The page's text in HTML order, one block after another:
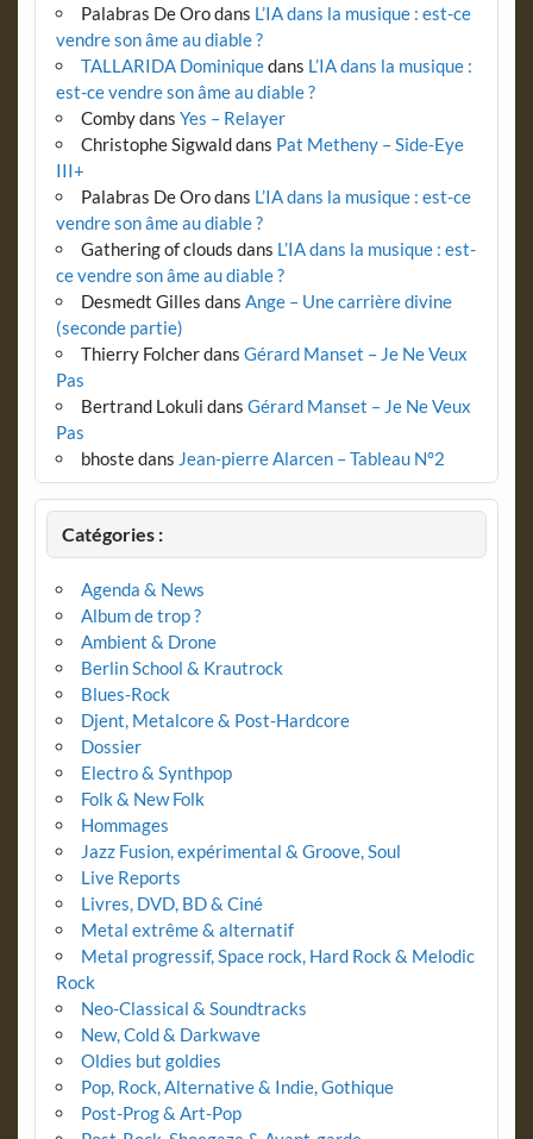
Palabras De Orodans L’IA dans la musique : est-ce
vendre son âme au diable ?
TALLARIDA Dominiquedans L’IA dans la musique :
est-ce vendre son âme au diable ?
Combydans Yes – Relayer
Christophe Sigwalddans Pat Metheny – Side-Eye
III+
Palabras De Orodans L’IA dans la musique : est-ce
vendre son âme au diable ?
Gathering of clouds dans L’IA dans la musique : est-
ce vendre son âme au diable ?
Desmedt Gilles dans Ange – Une carrière divine
(seconde partie)
Thierry Folcherdans Gérard Manset – Je Ne Veux
Pas
Bertrand Lokuli dans Gérard Manset – Je Ne Veux
Pas
bhostedans Jean-pierre Alarcen – Tableau N°2
Catégories :
Agenda & News
Album de trop ?
Ambient & Drone
Berlin School & Krautrock
Blues-Rock
Djent, Metalcore & Post-Hardcore
Dossier
Electro & Synthpop
Folk & New Folk
Hommages
Jazz Fusion, expérimental & Groove, Soul
Live Reports
Livres, DVD, BD & Ciné
Metal extrême & alternatif
Metal progressif, Space rock, Hard Rock & Melodic
Rock
Neo-Classical & Soundtracks
New, Cold & Darkwave
Oldies but goldies
Pop, Rock, Alternative & Indie, Gothique
Post-Prog & Art-Pop